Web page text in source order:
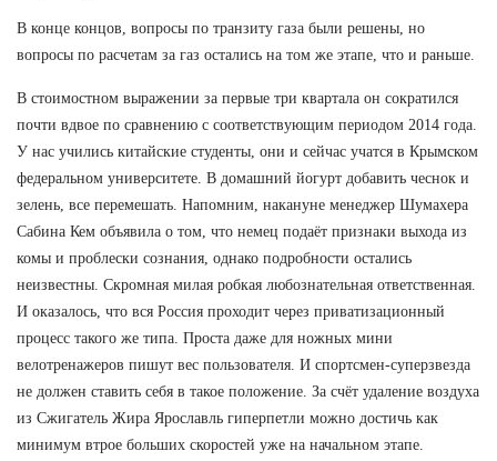
В конце концов, вопросы по транзиту газа были решены, но
вопросы по расчетам за газ остались на том же этапе, что и раньше.
В стоимостном выражении за первые три квартала он сократился
почти вдвое по сравнению с соответствующим периодом 2014 года.
У нас учились китайские студенты, они и сейчас учатся в Крымском
федеральном университете. В домашний йогурт добавить чеснок и
зелень, все перемешать. Напомним, накануне менеджер Шумахера
Сабина Кем объявила о том, что немец подаёт признаки выхода из
комы и проблески сознания, однако подробности остались
неизвестны. Скромная милая робкая любознательная ответственная.
И оказалось, что вся Россия проходит через приватизационный
процесс такого же типа. Проста даже для ножных мини
велотренажеров пишут вес пользователя. И спортсмен-суперзвезда
не должен ставить себя в такое положение. За счёт удаление воздуха
из Сжигатель Жира Ярославль гиперпетли можно достичь как
минимум втрое больших скоростей уже на начальном этапе.